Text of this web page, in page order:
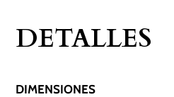
DETALLES
DIMENSIONES